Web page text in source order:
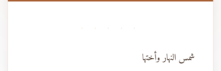
· · · · ·
شمس النهار وأختها